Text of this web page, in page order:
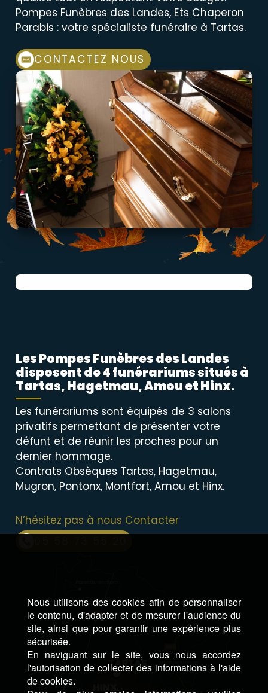
Pompes Funèbres des Landes, Ets Chaperon
Parabis : votre spécialiste funéraire à Tartas.
CONTACTEZ NOUS
Les Pompes Funèbres des Landes
disposent de 4 funérariums situés à
Tartas, Hagetmau, Amou et Hinx.
Les funérariums sont équipés de 3 salons
privatifs permettant de présenter votre
défunt et de réunir les proches pour un
dernier hommage.
Contrats Obsèques Tartas, Hagetmau,
Mugron, Pontonx, Montfort, Amou et Hinx.
N’hésitez pas à nous Contacter
Nous utilisons des cookies afin de personnaliser
le contenu, d'adapter et de mesurer l'audience du
site, ainsi que pour garantir une expérience plus
sécurisée.
En naviguant sur le site, vous nous accordez
l'autorisation de collecter des informations à l'aide
de cookies.